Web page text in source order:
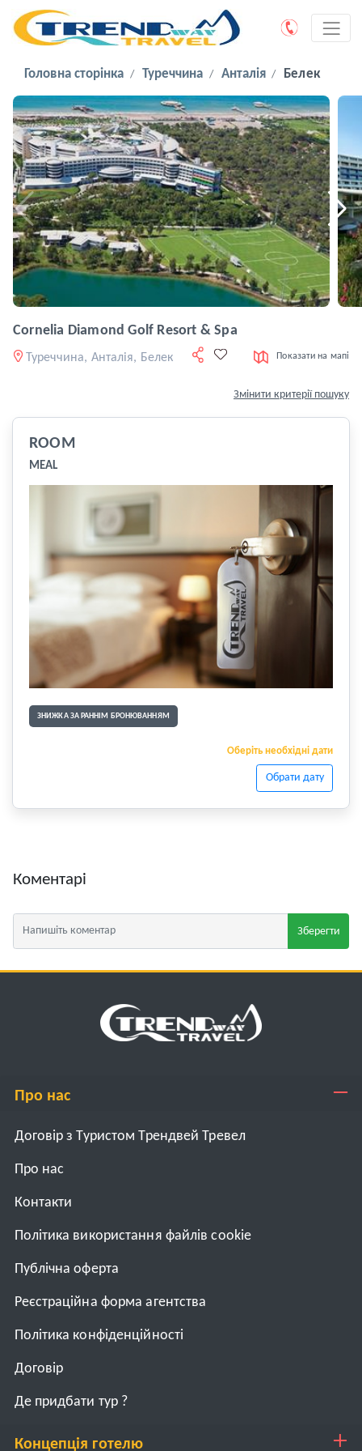
Головна сторінка Туреччина Анталія Белек
Cornelia Diamond Golf Resort & Spa
Туреччина, Анталія, Белек Показати на мапі
Змінити критерії пошуку
ROOM
MEAL
ЗНИЖКА ЗА РАННІМ БРОНЮВАННЯМ
Оберіть необхідні дати
Обрати дату
Коментарі
Зберегти
Про нас
Договір з Туристом Трендвей Тревел
Про нас
Контакти
Політика використання файлів cookie
Публічна оферта
Реєстраційна форма агентства
Політика конфіденційності
Договiр
Де придбати тур ?
Концепція готелю